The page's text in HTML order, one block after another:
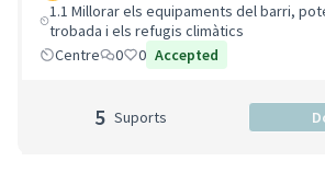
1.1 Millorar els equipaments del barri,
trobada i els refugis climàtics
Centre
0 0 Accepted
5 Suports